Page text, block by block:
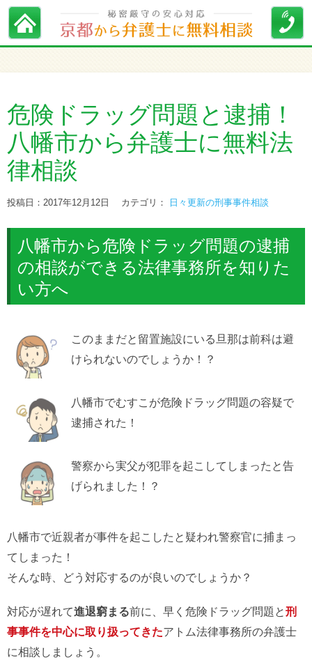
危険ドラッグ問題と逮捕！
八幡市から弁護士に無料法
律相談
投稿日：2017年12月12日 カテゴリ： 日々更新の刑事事件相談
八幡市から危険ドラッグ問題の逮捕
の相談ができる法律事務所を知りた
い方へ
このままだと留置施設にいる旦那は前科は避
けられないのでしょうか！？
八幡市でむすこが危険ドラッグ問題の容疑で
逮捕された！
警察から実父が犯罪を起こしてしまったと告
げられました！？
八幡市で近親者が事件を起こしたと疑われ警察官に捕まっ
てしまった！
そんな時、どう対応するのが良いのでしょうか？
対応が遅れて進退窮まる前に、早く危険ドラッグ問題と刑
事事件を中心に取り扱ってきたアトム法律事務所の弁護士
に相談しましょう。